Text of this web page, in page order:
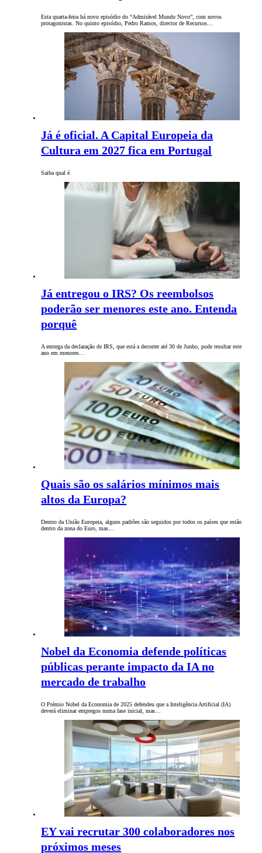
Esta quarta-feira há novo episódio do “Admirável Mundo Novo”, com novos
protagonistas. No quinto episódio, Pedro Ramos, director de Recursos…
Já é oficial. A Capital Europeia da
Cultura em 2027 fica em Portugal
Saiba qual é.
Já entregou o IRS? Os reembolsos
poderão ser menores este ano. Entenda
porquê
A entrega da declaração de IRS, que está a decorrer até 30 de Junho, pode resultar este
ano em menores…
Quais são os salários mínimos mais
altos da Europa?
Dentro da União Europeia, alguns padrões são seguidos por todos os países que estão
dentro da zona do Euro, mas…
Nobel da Economia defende políticas
públicas perante impacto da IA no
mercado de trabalho
O Prémio Nobel da Economia de 2025 defendeu que a Inteligência Artificial (IA)
deverá eliminar empregos numa fase inicial, mas…
EY vai recrutar 300 colaboradores nos
próximos meses